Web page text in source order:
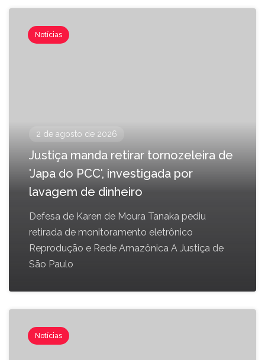
Notícias
2 de agosto de 2026
Justiça manda retirar tornozeleira de
'Japa do PCC', investigada por
lavagem de dinheiro
Defesa de Karen de Moura Tanaka pediu
retirada de monitoramento eletrônico
Reprodução e Rede Amazônica A Justiça de
São Paulo
Notícias